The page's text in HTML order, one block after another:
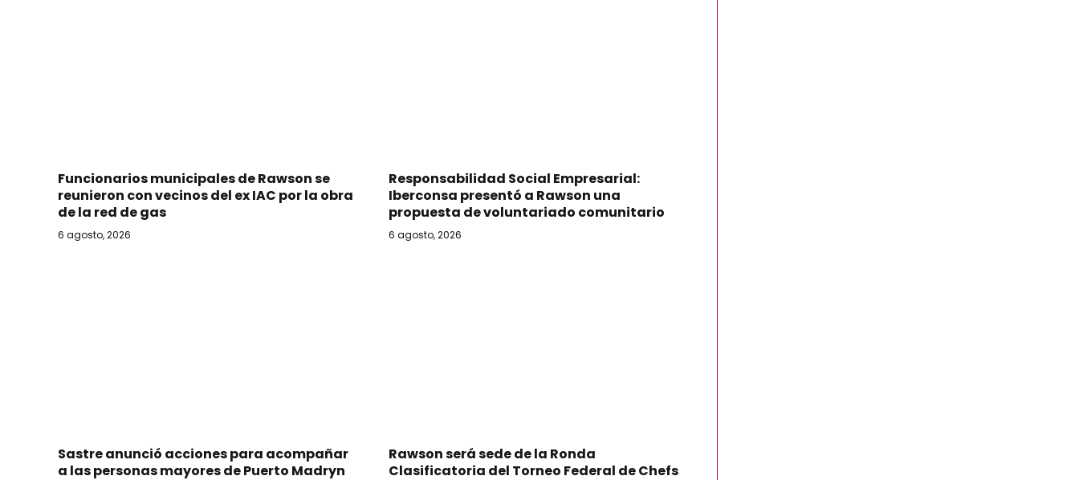
Funcionarios municipales de Rawson se
reunieron con vecinos del ex IAC por la obra
de la red de gas
6 agosto, 2026
Responsabilidad Social Empresarial:
Iberconsa presentó a Rawson una
propuesta de voluntariado comunitario
6 agosto, 2026
Sastre anunció acciones para acompañar
a las personas mayores de Puerto Madryn
Rawson será sede de la Ronda
Clasificatoria del Torneo Federal de Chefs